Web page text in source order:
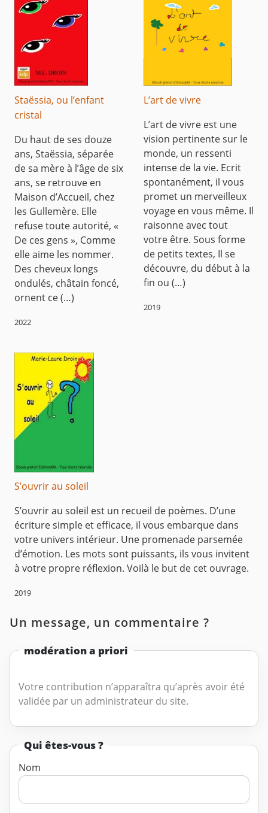
Staëssia, ou l’enfant
cristal
Du haut de ses douze
ans, Staëssia, séparée
de sa mère à l’âge de six
ans, se retrouve en
Maison d’Accueil, chez
les Gullemère. Elle
refuse toute autorité, «
De ces gens », Comme
elle aime les nommer.
Des cheveux longs
ondulés, châtain foncé,
ornent ce (…)
2022
L’art de vivre
L’art de vivre est une
vision pertinente sur le
monde, un ressenti
intense de la vie. Ecrit
spontanément, il vous
promet un merveilleux
voyage en vous même. Il
raisonne avec tout
votre être. Sous forme
de petits textes, Il se
découvre, du début à la
fin ou (…)
2019
S’ouvrir au soleil
S’ouvrir au soleil est un recueil de poèmes. D’une
écriture simple et efficace, il vous embarque dans
votre univers intérieur. Une promenade parsemée
d’émotion. Les mots sont puissants, ils vous invitent
à votre propre réflexion. Voilà le but de cet ouvrage.
2019
Un message, un commentaire ?
modération a priori
Votre contribution n’apparaîtra qu’après avoir été
validée par un administrateur du site.
Qui êtes-vous ?
Nom